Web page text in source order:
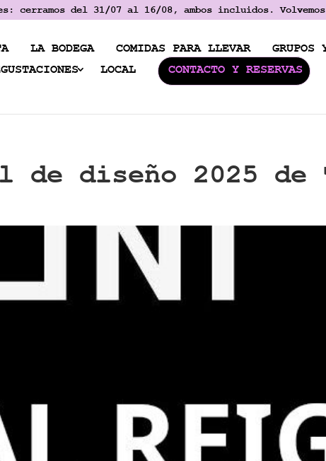
cerramos del 31/07 al 16/08, ambos incluidos.
LA BODEGA COMIDAS PARA LLEVAR GRUPOS
LOCAL CONTACTO Y RESERVAS
de diseño 2025 de